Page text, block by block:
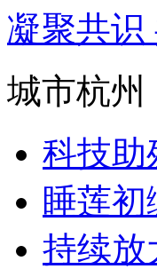
凝聚共识
城市杭州
科技助
睡莲初
持续放